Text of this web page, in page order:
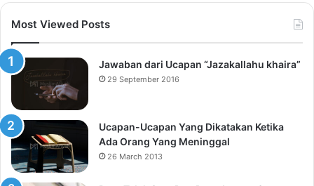
Most Viewed Posts
Jawaban dari Ucapan “Jazakallahu khaira”
29 September 2016
Ucapan-Ucapan Yang Dikatakan Ketika
Ada Orang Yang Meninggal
26 March 2013